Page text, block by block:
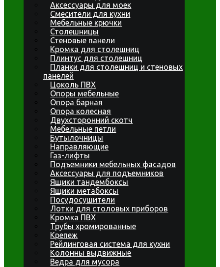
Аксессуары для моек
Смесители для кухни
Мебельные крючки
Столешницы
Стеновые панели
Кромка для столешниц
Плинтус для столешниц
Планки для столешниц и стеновых
панелей
Цоколь ПВХ
Опоры мебельные
Опора барная
Опора колесная
Двухсторонний скотч
Мебельные петли
Бутылочницы
Направляющие
Газ-лифты
Подъемники мебельных фасадов
Аксессуары для подъемников
Ящики тандембоксы
Ящики метабоксы
Посудосушители
Лотки для столовых приборов
Кромка ПВХ
Трубы хромированные
Крепеж
Рейлинговая система для кухни
Колонны выдвижные
Ведра для мусора